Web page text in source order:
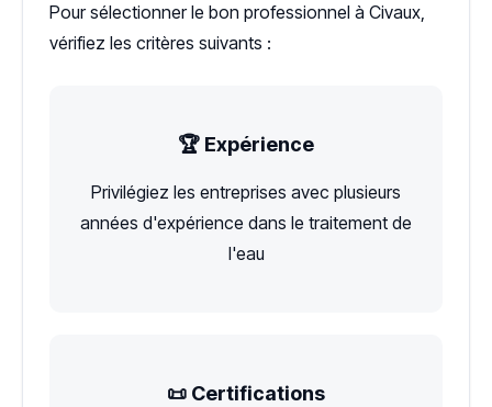
Pour sélectionner le bon professionnel à Civaux,
vérifiez les critères suivants :
🏆 Expérience
Privilégiez les entreprises avec plusieurs
années d'expérience dans le traitement de
l'eau
📜 Certifications